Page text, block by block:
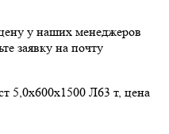
у наших менеджеров
заявку на почту
5,0х600х1500 Л63 т, цена